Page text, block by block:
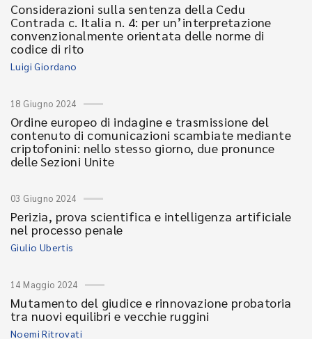
Considerazioni sulla sentenza della Cedu
Contrada c. Italia n. 4: per un’interpretazione
convenzionalmente orientata delle norme di
codice di rito
Luigi Giordano
18 Giugno 2024
Ordine europeo di indagine e trasmissione del
contenuto di comunicazioni scambiate mediante
criptofonini: nello stesso giorno, due pronunce
delle Sezioni Unite
03 Giugno 2024
Perizia, prova scientifica e intelligenza artificiale
nel processo penale
Giulio Ubertis
14 Maggio 2024
Mutamento del giudice e rinnovazione probatoria
tra nuovi equilibri e vecchie ruggini
Noemi Ritrovati